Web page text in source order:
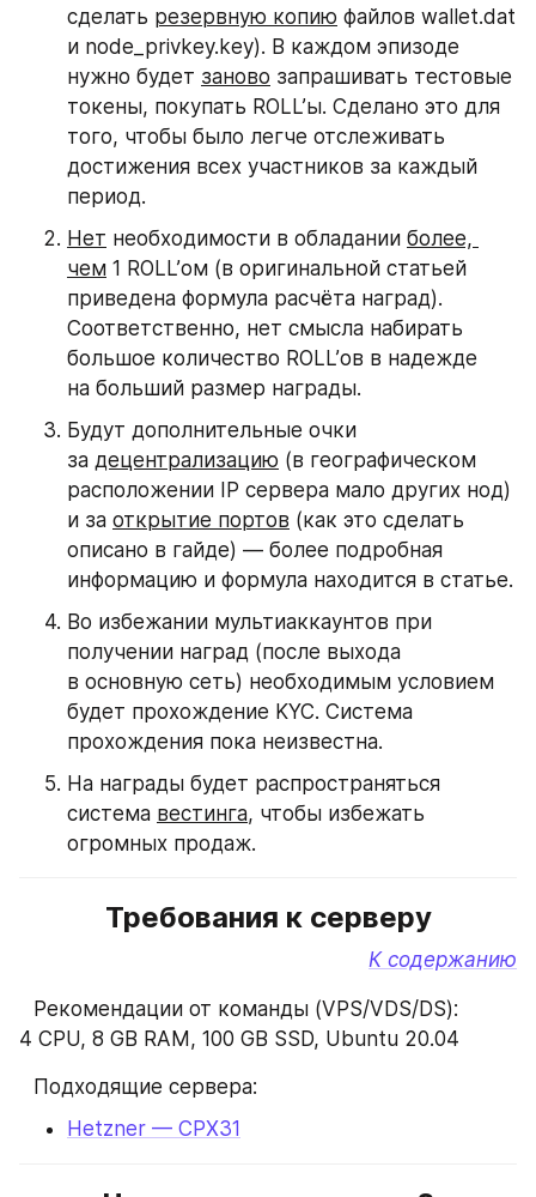
сделать резервную копию файлов wallet.dat
и node_privkey.key). В каждом эпизоде
нужно будет заново запрашивать тестовые
токены, покупать ROLL’ы. Сделано это для
того, чтобы было легче отслеживать
достижения всех участников за каждый
период.
Нет необходимости в обладании более,
чем 1 ROLL’ом (в оригинальной статьей
приведена формула расчёта наград).
Соответственно, нет смысла набирать
большое количество ROLL’ов в надежде
на больший размер награды.
Будут дополнительные очки
за децентрализацию (в географическом
расположении IP сервера мало других нод)
и за открытие портов (как это сделать
описано в гайде) — более подробная
информацию и формула находится в статье.
Во избежании мультиаккаунтов при
получении наград (после выхода
в основную сеть) необходимым условием
будет прохождение KYC. Система
прохождения пока неизвестна.
На награды будет распространяться
система вестинга, чтобы избежать
огромных продаж.
Требования к серверу
К содержанию
⠀Рекомендации от команды (VPS/VDS/DS):
4 CPU, 8 GB RAM, 100 GB SSD, Ubuntu 20.04
⠀Подходящие сервера:
Hetzner — CPX31